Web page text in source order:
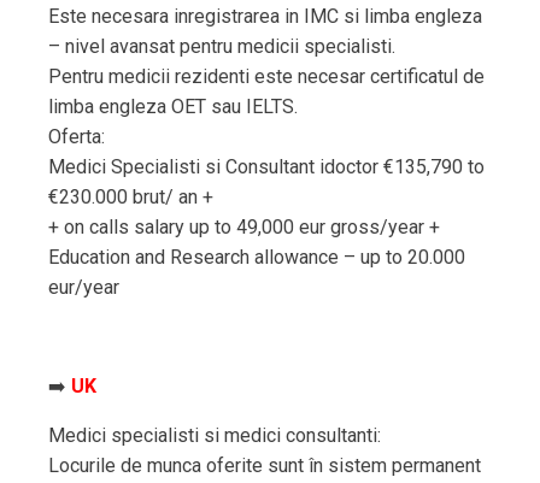
Este necesara inregistrarea in IMC si limba engleza
– nivel avansat pentru medicii specialisti.
Pentru medicii rezidenti este necesar certificatul de
limba engleza OET sau IELTS.
Oferta:
Medici Specialisti si Consultant idoctor €135,790 to
€230.000 brut/ an +
+ on calls salary up to 49,000 eur gross/year +
Education and Research allowance – up to 20.000
eur/year
➡️ UK
Medici specialisti si medici consultanti:
Locurile de munca oferite sunt în sistem permanent